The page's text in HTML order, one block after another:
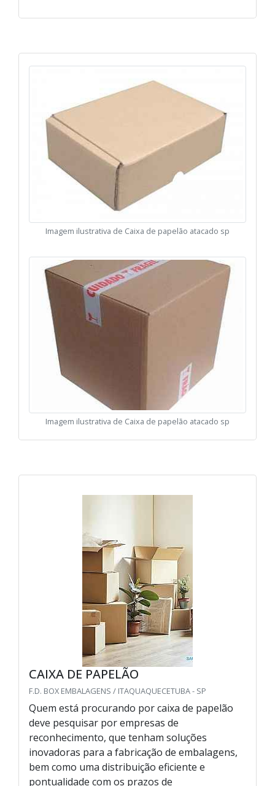
Imagem ilustrativa de Caixa de papelão atacado sp
Imagem ilustrativa de Caixa de papelão atacado sp
CAIXA DE PAPELÃO
F.D. BOX EMBALAGENS / ITAQUAQUECETUBA - SP
Quem está procurando por caixa de papelão
deve pesquisar por empresas de
reconhecimento, que tenham soluções
inovadoras para a fabricação de embalagens,
bem como uma distribuição eficiente e
pontualidade com os prazos de